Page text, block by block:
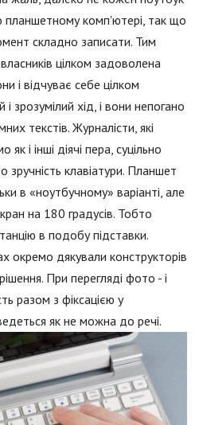
планшетному комп'ютері, так що
складно записати. Тим
цілком задоволена
і відчуває себе цілком
зрозумілий хід, і вони непогано
текстів. Журналісти, які
і інші діячі пера, суцільно
зручність клавіатури. Планшет
в «ноутбучному» варіанті, але
на 180 градусів. Тобто
в подобу підставки.
окремо дякували конструкторів
При перегляді фото - і
разом з фіксацією у
як не можна до речі.